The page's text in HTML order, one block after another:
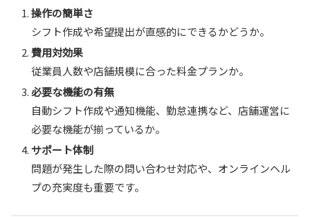
操作の簡単さ
シフト作成や希望提出が直感的にできるかどうか。
費用対効果
従業員人数や店舗規模に合った料金プランか。
必要な機能の有無
自動シフト作成や通知機能、勤怠連携など、店舗運営に
必要な機能が揃っているか。
サポート体制
問題が発生した際の問い合わせ対応や、オンラインヘル
プの充実度も重要です。